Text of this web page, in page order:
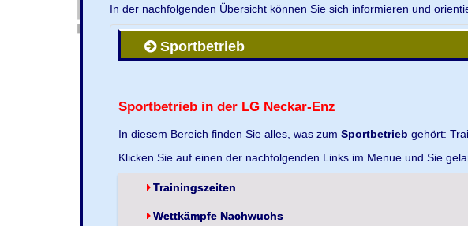
In der nachfolgenden Übersicht können Sie sich informieren und
Sportbetrieb
Sportbetrieb in der LG Neckar-Enz
In diesem Bereich finden Sie alles, was zumSportbetrieb gehört:
Klicken Sie auf einen der nachfolgenden Links im Menue und Sie
Trainingszeiten
Wettkämpfe Nachwuchs